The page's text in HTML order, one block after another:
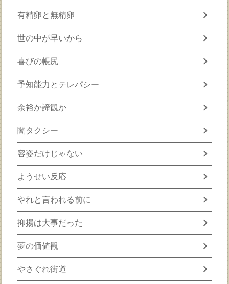
有精卵と無精卵 chevron_right
世の中が早いから chevron_right
喜びの帳尻 chevron_right
予知能力とテレパシー chevron_right
余裕か諦観か chevron_right
闇タクシー chevron_right
容姿だけじゃない chevron_right
ようせい反応 chevron_right
やれと言われる前に chevron_right
抑揚は大事だった chevron_right
夢の価値観 chevron_right
やさぐれ街道 chevron_right